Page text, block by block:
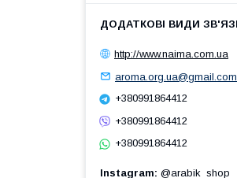
http://www.naima.com.ua
aroma.org.ua@gmail.com
+380991864412
+380991864412
+380991864412
Instagram @arabik_shop